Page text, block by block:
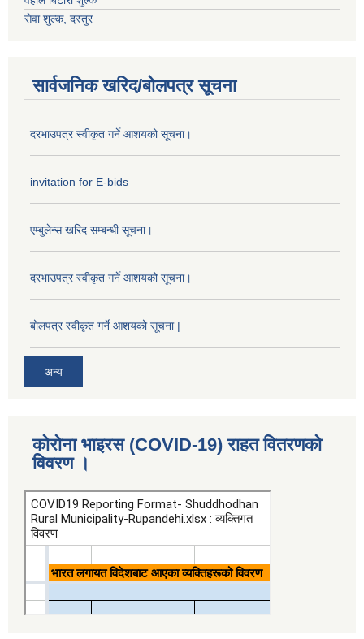
सेवा शुल्क, दस्तुर
सार्वजनिक खरिद/बोलपत्र सूचना
दरभाउपत्र स्वीकृत गर्ने आशयको सूचना।
invitation for E-bids
एम्बुलेन्स खरिद सम्बन्धी सूचना।
दरभाउपत्र स्वीकृत गर्ने आशयको सूचना।
बोलपत्र स्वीकृत गर्ने आशयको सूचना |
अन्य
कोरोना भाइरस (COVID-19) राहत वितरणको
विवरण ।